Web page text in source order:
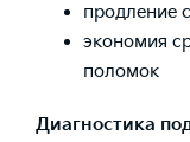
продление
экономия
поломок
Диагностика